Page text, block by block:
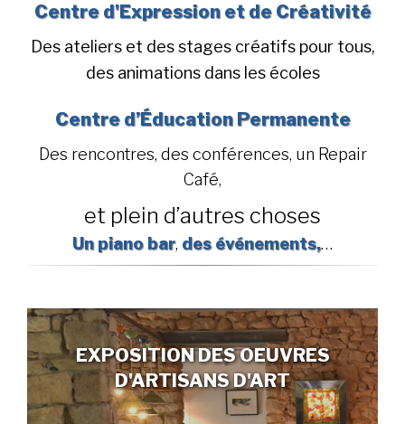
Centre d'Expression et de Créativité
Des ateliers et des stages créatifs pour tous,
des animations dans les écoles
Centre d’Éducation Permanente
Des rencontres, des conférences, un Repair
Café,
et plein d’autres choses
Un piano bar, des événements,…
EXPOSITION DES OEUVRES
D'ARTISANS D'ART